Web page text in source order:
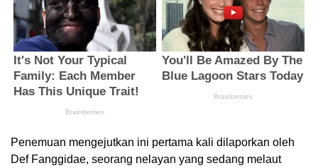
Penemuan mengejutkan ini pertama kali dilaporkan oleh
Def Fanggidae, seorang nelayan yang sedang melaut